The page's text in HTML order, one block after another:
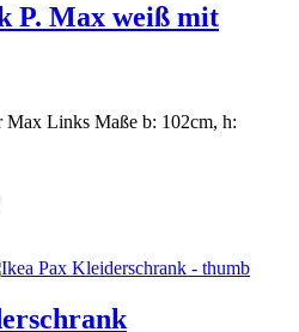
P. Max weiß mit
Max Links Maße b: 102cm, h: